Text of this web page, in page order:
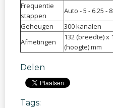
Frequentie
stappen
Auto - 5 - 6.25 -
Geheugen
300 kanalen
Afmetingen
132 (breedte) x
(hoogte) mm
Delen
Tags: